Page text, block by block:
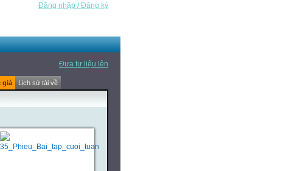
Đăng nhập / Đăng ký
Đưa tư liệu lên
giả Lịch sử tải về